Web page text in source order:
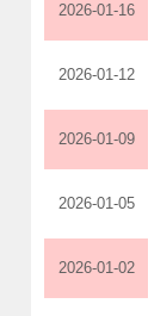
2026-01-16
2026-01-12
2026-01-09
2026-01-05
2026-01-02